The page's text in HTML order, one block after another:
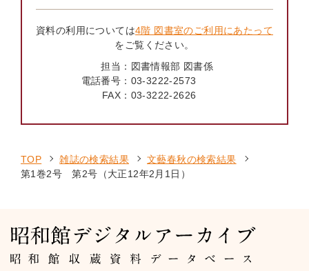
資料の利用については4階 図書室のご利用にあたって
をご覧ください。
担当： 図書情報部 図書係
電話番号： 03-3222-2573
FAX： 03-3222-2626
TOP 雑誌の検索結果
文藝春秋の検索結果
第1巻2号 第2号（大正12年2月1日）